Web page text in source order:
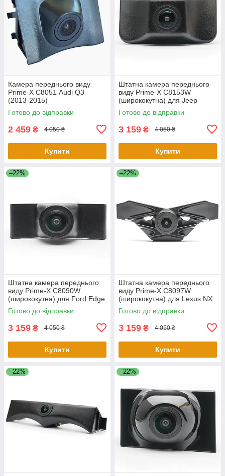
Камера переднього виду
Prime-X С8051 Audi Q3
(2013-2015)
Готово до відправки
2 459 ₴ 4 050 ₴
Купити
Штатна камера переднього
виду Prime-X C8153W
(ширококутна) для Jeep
Cherokee 2016-2018
Готово до відправки
3 159 ₴ 4 050 ₴
Купити
–22%
Штатна камера переднього
виду Prime-X C8090W
(ширококутна) для Ford Edge
2015-2017
Готово до відправки
3 159 ₴ 4 050 ₴
Купити
–22%
Штатна камера переднього
виду Prime-X C8097W
(ширококутна) для Lexus NX
2015-2017
Готово до відправки
3 159 ₴ 4 050 ₴
Купити
–22% –22%